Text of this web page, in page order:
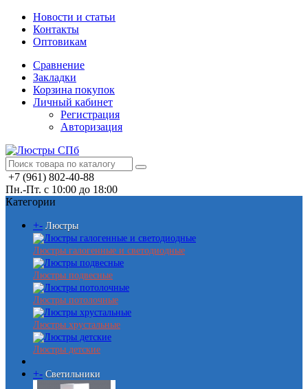
Новости и статьи
Контакты
Оптовикам
Сравнение
Закладки
Корзина покупок
Личный кабинет
Регистрация
Авторизация
+7 (961) 802-40-88
Пн.-Пт. с 10:00 до 18:00
Категории
+- Люстры
Люстры галогенные и светодиодные
Люстры подвесные
Люстры потолочные
Люстры хрустальные
Люстры детские
+- Светильники